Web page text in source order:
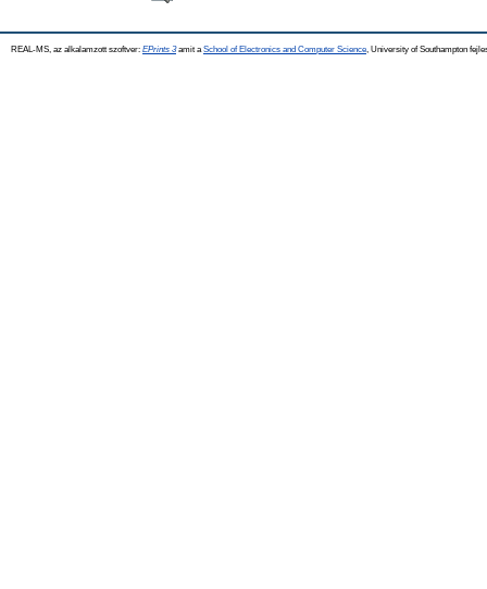
REAL-MS, az alkalamzott szoftver: EPrints 3amit a School of Electronics and Computer Science , University of Southampton